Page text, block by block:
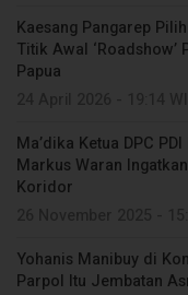
Kaesang Pangarep
Titik Awal ‘Roadshow’
Papua
Ma’dika Ketua DPC
Markus Waran
Koridor
Yohanis Manibuy di
Parpol Itu Jembatan